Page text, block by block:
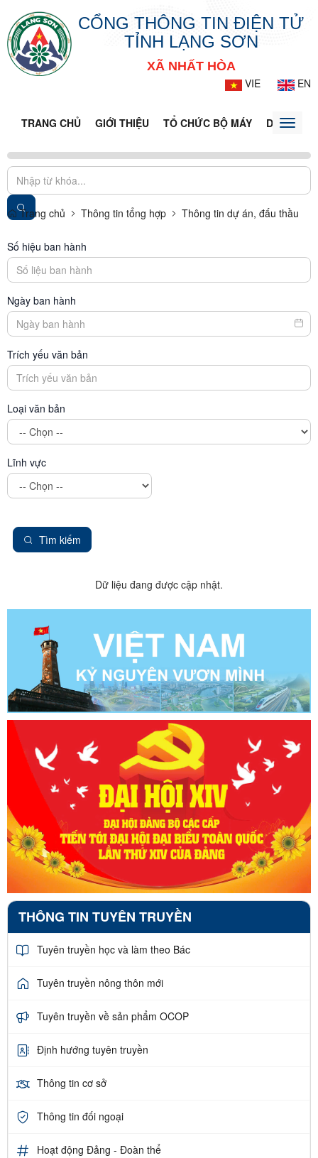
CỔNG THÔNG TIN ĐIỆN TỬ
TỈNH LẠNG SƠN
XÃ NHẤT HÒA
VIE
EN
TRANG CHỦ GIỚI THIỆU TỔ CHỨC BỘ MÁY DOANH
Toggle
Trang chủ Thông tin tổng hợp Thông tin dự án, đấu thầu
Số hiệu ban hành
Ngày ban hành
Trích yếu văn bản
Loại văn bản
Lĩnh vực
Tìm kiếm
Dữ liệu đang được cập nhật.
THÔNG TIN TUYÊN TRUYỀN
Tuyên truyền học và làm theo Bác
Tuyên truyền nông thôn mới
Tuyên truyền về sản phẩm OCOP
Định hướng tuyên truyền
Thông tin cơ sở
Thông tin đối ngoại
Hoạt động Đảng - Đoàn thể